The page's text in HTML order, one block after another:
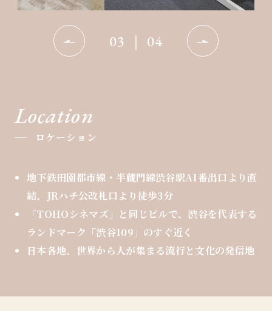
03 ｜ 04
Location
ロケーション
地下鉄田園都市線・半蔵門線渋谷駅A1番出口より直
結、JRハチ公改札口より徒歩3分
「TOHOシネマズ」と同じビルで、渋谷を代表する
ランドマーク「渋谷109」のすぐ近く
日本各地、世界から人が集まる流行と文化の発信地